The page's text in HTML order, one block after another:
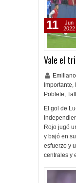
Vale el
Importante,
Poblete,
El gol de
Rojo jugó
y bajó en
esfuerzo y
centrales y
11
Jun
2022